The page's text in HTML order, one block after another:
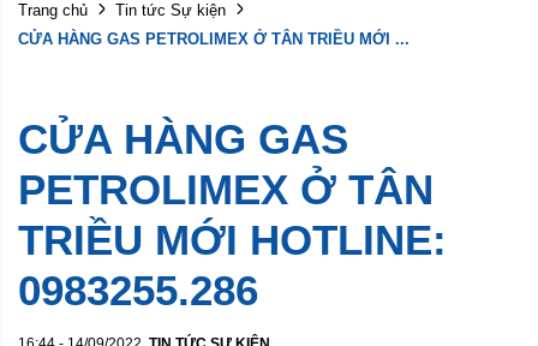
Trang chủ
Tin tức Sự kiện
CỬA HÀNG GAS PETROLIMEX Ở TÂN TRIỀU MỚI ...
CỬA HÀNG GAS
PETROLIMEX Ở TÂN
TRIỀU MỚI HOTLINE:
0983255.286